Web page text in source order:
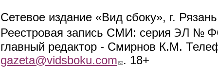
Сетевое издание «Вид сбоку», г.
Реестровая запись СМИ: серия ЭЛ №
главный редактор - Смирнов К.М.
gazeta@vidsboku.com (link sends e-mail)
. 18+